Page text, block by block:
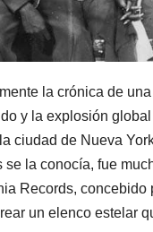
la crónica de
y la explosión
ciudad de Nueva
la conocía, fue
Records,
un elenco estelar